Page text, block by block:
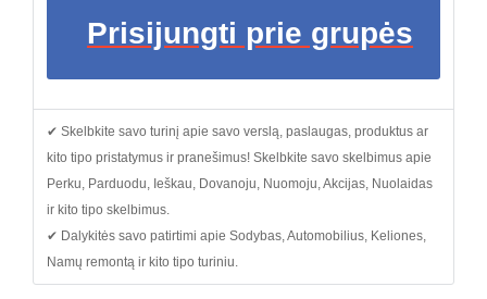
Prisijungti prie grupės
✔ Skelbkite savo turinį apie savo verslą, paslaugas, produktus ar
kito tipo pristatymus ir pranešimus! Skelbkite savo skelbimus apie
Perku, Parduodu, Ieškau, Dovanoju, Nuomoju, Akcijas, Nuolaidas
ir kito tipo skelbimus.
✔ Dalykitės savo patirtimi apie Sodybas, Automobilius, Keliones,
Namų remontą ir kito tipo turiniu.